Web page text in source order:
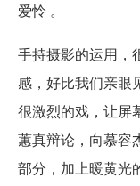
爱怜 。
手持摄影的运用，
感，好比我们亲眼
很激烈的戏，让屏
蕙真辩论，向慕
部分，加上暖黄光